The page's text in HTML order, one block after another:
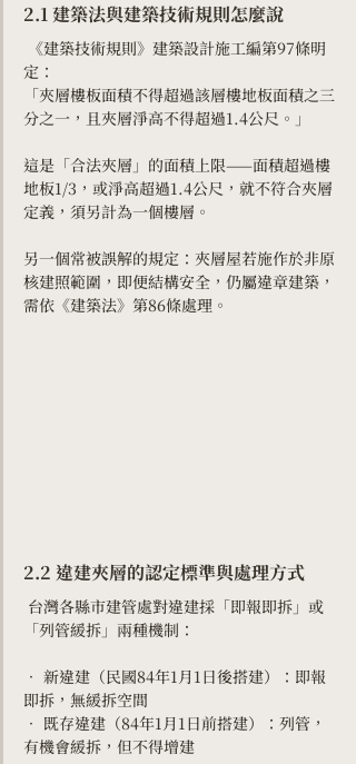
2.1 建築法與建築技術規則怎麼說
《建築技術規則》建築設計施工編第97條明
定：
「夾層樓板面積不得超過該層樓地板面積之三
分之一，且夾層淨高不得超過1.4公尺。」
這是「合法夾層」的面積上限——面積超過樓
地板1/3，或淨高超過1.4公尺，就不符合夾層
定義，須另計為一個樓層。
另一個常被誤解的規定：夾層屋若施作於非原
核建照範圍，即便結構安全，仍屬違章建築，
需依《建築法》第86條處理。
2.2 違建夾層的認定標準與處理方式
台灣各縣市建管處對違建採「即報即拆」或
「列管緩拆」兩種機制：
• 新違建（民國84年1月1日後搭建）：即報
即拆，無緩拆空間
• 既存違建（84年1月1日前搭建）：列管，
有機會緩拆，但不得增建